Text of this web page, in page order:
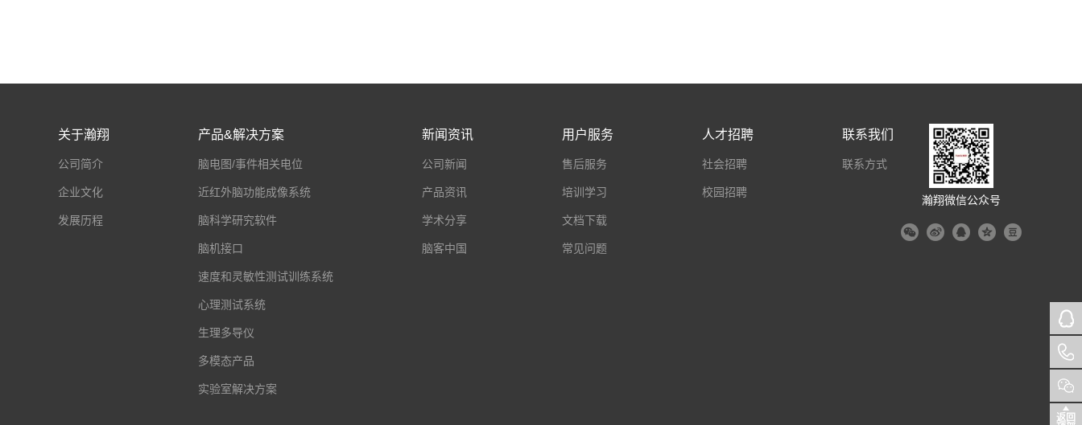
瀚翔微信公众号
关于瀚翔
公司简介
企业文化
发展历程
产品&解决方案
脑电图/事件相关电位
近红外脑功能成像系统
脑科学研究软件
脑机接口
速度和灵敏性测试训练系统
心理测试系统
生理多导仪
多模态产品
实验室解决方案
新闻资讯
公司新闻
产品资讯
学术分享
脑客中国
用户服务
售后服务
培训学习
文档下载
常见问题
人才招聘
社会招聘
校园招聘
联系我们
联系方式
返回